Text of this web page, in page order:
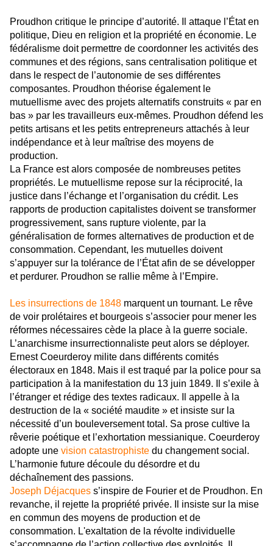
Proudhon critique le principe d’autorité. Il attaque l’État en
politique, Dieu en religion et la propriété en économie. Le
fédéralisme doit permettre de coordonner les activités des
communes et des régions, sans centralisation politique et
dans le respect de l’autonomie de ses différentes
composantes. Proudhon théorise également le
mutuellisme avec des projets alternatifs construits « par en
bas » par les travailleurs eux-mêmes. Proudhon défend les
petits artisans et les petits entrepreneurs attachés à leur
indépendance et à leur maîtrise des moyens de
production.
La France est alors composée de nombreuses petites
propriétés. Le mutuellisme repose sur la réciprocité, la
justice dans l’échange et l’organisation du crédit. Les
rapports de production capitalistes doivent se transformer
progressivement, sans rupture violente, par la
généralisation de formes alternatives de production et de
consommation. Cependant, les mutuelles doivent
s’appuyer sur la tolérance de l’État afin de se développer
et perdurer. Proudhon se rallie même à l’Empire.
Les insurrections de 1848 marquent un tournant. Le rêve
de voir prolétaires et bourgeois s’associer pour mener les
réformes nécessaires cède la place à la guerre sociale.
L’anarchisme insurrectionnaliste peut alors se déployer.
Ernest Coeurderoy milite dans différents comités
électoraux en 1848. Mais il est traqué par la police pour sa
participation à la manifestation du 13 juin 1849. Il s’exile à
l’étranger et rédige des textes radicaux. Il appelle à la
destruction de la « société maudite » et insiste sur la
nécessité d’un bouleversement total. Sa prose cultive la
rêverie poétique et l’exhortation messianique. Coeurderoy
adopte une vision catastrophiste du changement social.
L’harmonie future découle du désordre et du
déchaînement des passions.
Joseph Déjacques s’inspire de Fourier et de Proudhon. En
revanche, il rejette la propriété privée. Il insiste sur la mise
en commun des moyens de production et de
consommation. L'exaltation de la révolte individuelle